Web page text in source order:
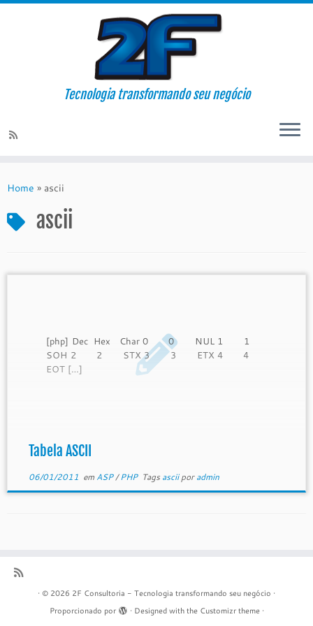
Tecnologia transformando seu negócio
Home » ascii
ascii
[php] Dec Hex Char 0 0 NUL 1 1
SOH 2 2 STX 3 3 ETX 4 4
EOT […]
Tabela ASCII
06/01/2011 em ASP/PHP Tags asciiporadmin
· © 2026 2F Consultoria - Tecnologia transformando seu negócio ·
Proporcionado por
· Designed with the Customizr theme·